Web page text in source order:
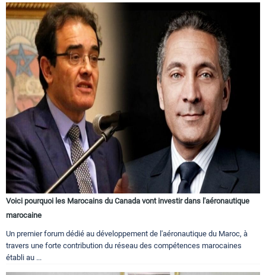
Voici pourquoi les Marocains du Canada vont investir dans l'aéronautique
marocaine
Un premier forum dédié au développement de l'aéronautique du Maroc, à
travers une forte contribution du réseau des compétences marocaines
établi au ...